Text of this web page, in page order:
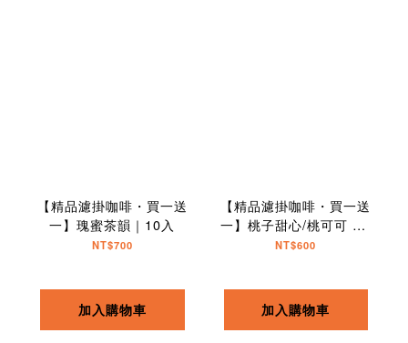
【精品濾掛咖啡・買一送
一】瑰蜜茶韻｜10入
NT$700
加入購物車
【精品濾掛咖啡・買一送
一】桃子甜心/桃可可 G1
日曬｜10入
NT$600
加入購物車